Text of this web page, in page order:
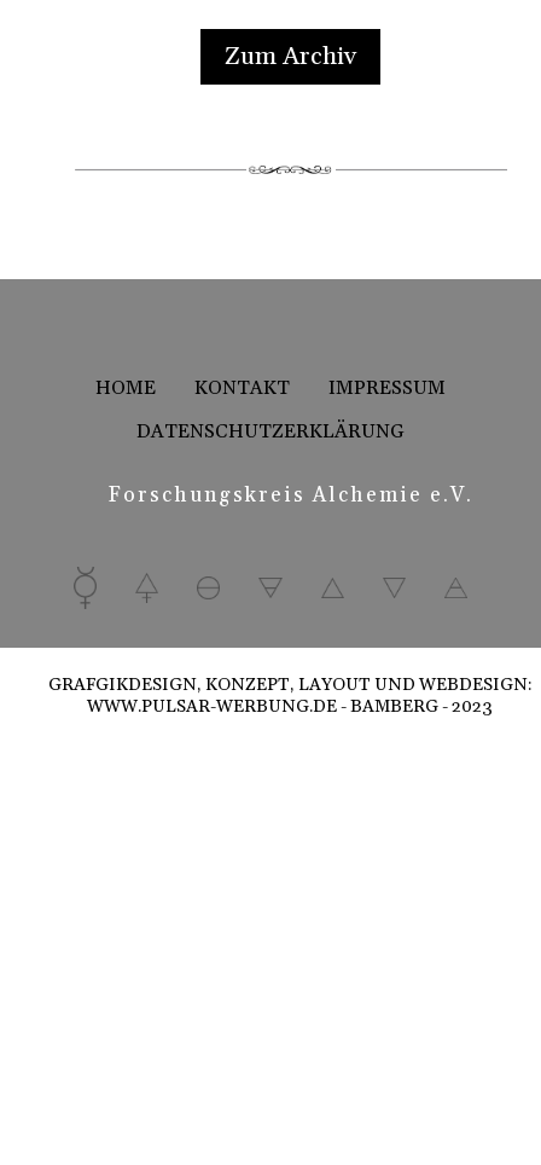
Zum Archiv
HOME KONTAKT
IMPRESSUM
DATENSCHUTZERKLÄRUNG
Forschungskreis Alchemie e.V.
GRAFGIKDESIGN, KONZEPT, LAYOUT UND WEBDESIGN:
WWW.PULSAR-WERBUNG.DE- BAMBERG - 2023